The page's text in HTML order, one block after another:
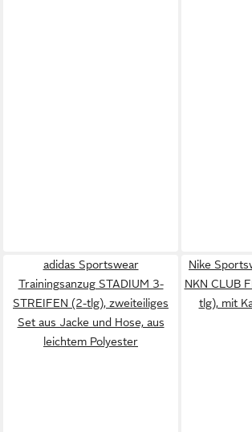
adidas Sportswear
Trainingsanzug STADIUM 3-
STREIFEN (2-tlg), zweiteiliges
Set aus Jacke und Hose, aus
leichtem Polyester
Nike
NKN CLUB
tlg), mit